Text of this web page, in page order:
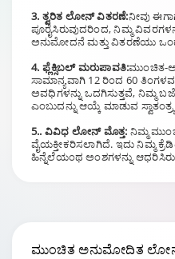
3. ತ್ವರಿತ ಲೋನ್ ವಿತರಣೆ:ನೀವು
ಪೂರೈಸಿರುವುದರಿಂದ, ನಿಮ್ಮ
ಅನುಮೋದನೆ ಮತ್ತು ವಿತರಣೆಯು
4. ಫ್ಲೆಕ್ಸಿಬಲ್ ಮರುಪಾವತಿ:ಮುಂಚಿತ-
ಸಾಮಾನ್ಯವಾಗಿ 12 ರಿಂದ 60
ಅವಧಿಗಳನ್ನು ಒದಗಿಸುತ್ತವೆ, ನಿಮ್ಮ
ಎಂಬುದನ್ನು ಆಯ್ಕೆ ಮಾಡುವ
5.. ವಿವಿಧ ಲೋನ್ ಮೊತ್ತ: ನಿಮ್ಮ
ವೈಯಕ್ತೀಕರಿಸಲಾಗಿದೆ. ಇದು ನಿಮ್ಮ
ಹಿನ್ನೆಲೆಯಂಥ ಅಂಶಗಳನ್ನು
ಮುಂಚಿತಅನುಮೋದಿತ